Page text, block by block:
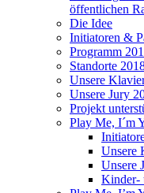
öffentlichen
Die Idee
Initiatoren &
Programm
Standorte
Unsere
Unsere Jury
Projekt
Play Me, I´m
Unsere
Unsere
Kinder-